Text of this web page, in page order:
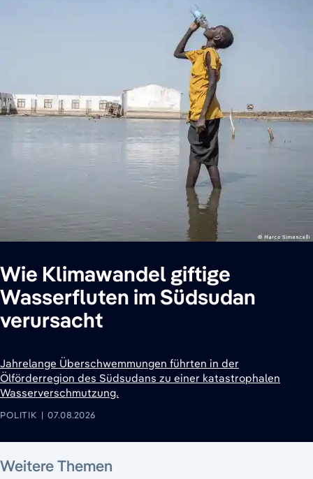
Wie Klimawandel giftige
Wasserfluten im Südsudan
verursacht
Jahrelange Überschwemmungen führten in der
Ölförderregion des Südsudans zu einer katastrophalen
Wasserverschmutzung.
POLITIK 07.08.2026
Weitere Themen
7. August 2026
7. August 20267. August 2026
7. August 2026
7. August 2026
6. August 2026